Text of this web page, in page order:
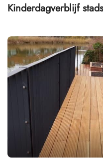
Kinderdagverblijf